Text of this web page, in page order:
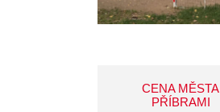
CENA MĚSTA
PŘÍBRAMI